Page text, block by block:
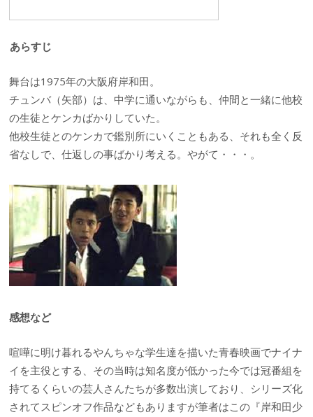
あらすじ
舞台は1975年の大阪府岸和田。
チュンバ（矢部）は、中学に通いながらも、仲間と一緒に他校
の生徒とケンカばかりしていた。
他校生徒とのケンカで鑑別所にいくこともある、それも全く反
省なしで、仕返しの事ばかり考える。やがて・・・。
感想など
喧嘩に明け暮れるやんちゃな学生達を描いた青春映画でナイナ
イを主役とする、その当時は知名度が低かった今では冠番組を
持てるくらいの芸人さんたちが多数出演しており、シリーズ化
されてスピンオフ作品などもありますが筆者はこの『岸和田少